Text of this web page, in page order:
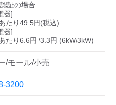
証の場合
器]
たり49.5円(税込)
器]
たり6.6円 /3.3円 (6kW/3kW)
/モール/小売
3200